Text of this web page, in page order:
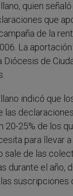
quien
que
de la
La
Diócesis de
indicó que
las
20-25% de los
para llevar
sale de las
durante el año,
suscripciones